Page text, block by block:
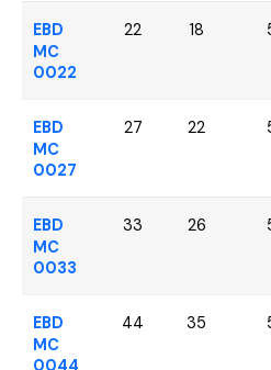
EBD
MC
0022
22 18
EBD
MC
0027
27 22
EBD
MC
0033
33 26
EBD
MC
0044
44 35